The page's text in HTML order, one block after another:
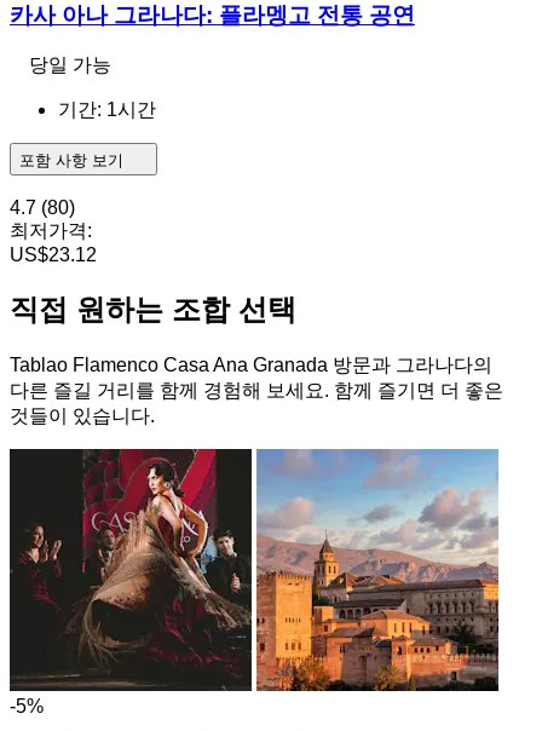
카사 아나 그라나다: 플라멩고 전통 공연
당일 가능
기간: 1시간
포함 사항 보기
4.7 (80)
최저가격:
US$23.12
직접 원하는 조합 선택
Tablao Flamenco Casa Ana Granada 방문과 그라나다의
다른 즐길 거리를 함께 경험해 보세요. 함께 즐기면 더 좋은
것들이 있습니다.
-5%